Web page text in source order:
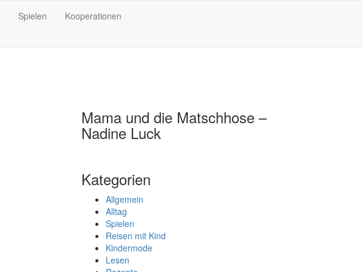
Spielen Kooperationen
Mama und die Matschhose –
Nadine Luck
Kategorien
Allgemein
Alltag
Spielen
Reisen mit Kind
Kindermode
Lesen